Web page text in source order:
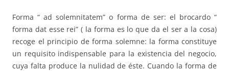
Forma “ ad solemnitatem” o forma de ser: el brocardo “
forma dat esse rei” ( la forma es lo que da el ser a la cosa)
recoge el principio de forma solemne: la forma constituye
un requisito indispensable para la existencia del negocio,
cuya falta produce la nulidad de éste. Cuando la forma de